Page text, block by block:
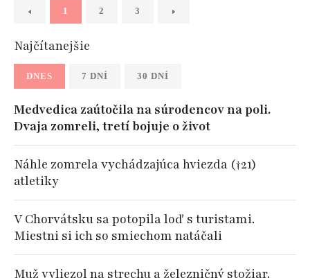
1 2 3
Najčítanejšie
DNES 7 DNÍ 30 DNÍ
Medvedica zaútočila na súrodencov na poli.
Dvaja zomreli, tretí bojuje o život
Náhle zomrela vychádzajúca hviezda (†21)
atletiky
V Chorvátsku sa potopila loď s turistami.
Miestni si ich so smiechom natáčali
Muž vyliezol na strechu a železničný stožiar.